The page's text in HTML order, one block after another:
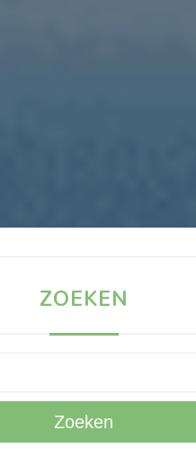
ZOEKEN
Zoeken